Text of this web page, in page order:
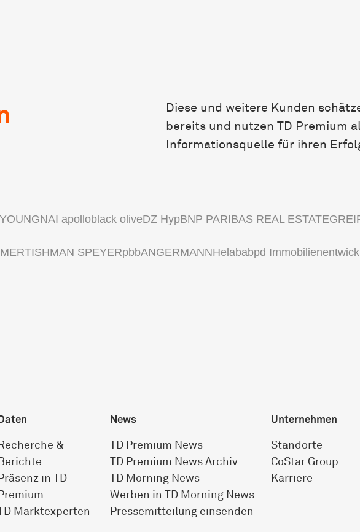
Diese und weitere Kunden
bereits und nutzen TD Premium
Informationsquelle für ihren
NAI apolloblack oliveDZ HypBNP PARIBAS REAL ESTATE
TISHMAN SPEYERpbbANGERMANNHelababpd
&
in TD
Marktexperten
News
TD Premium News
TD Premium News Archiv
TD Morning News
Werben in TD Morning News
Pressemitteilung einsenden
Unternehmen
Standorte
CoStar Group
Karriere